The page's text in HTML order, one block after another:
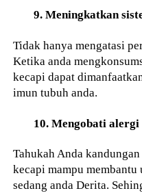
9. Meningkatkan
Tidak hanya mengatasi
Ketika anda
kecapi dapat
imun tubuh anda.
10. Mengobati alergi
Tahukah Anda
kecapi mampu
sedang anda Derita.